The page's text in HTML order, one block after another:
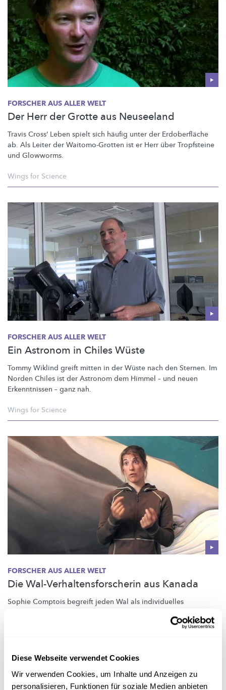
Diese Webseite verwendet Cookies
Wir verwenden Cookies, um Inhalte und Anzeigen zu
personalisieren, Funktionen für soziale Medien anbieten
FORSCHER AUS ALLER WELT
Der Herr der Grotte aus Neuseeland
Travis Cross’ Leben spielt sich häufig unter der Erdoberfläche
ab. Als Leiter der Waitomo-Grotten ist er Herr über Tropfsteine
und Glowworms.
Wings for Science
FORSCHER AUS ALLER WELT
Ein Astronom in Chiles Wüste
Tommy Wiklind greift mitten in der Wüste nach den Sternen. Im
Norden Chiles ist der Astronom dem Himmel – und neuen
Erkenntnissen – ganz nah.
Wings for Science
FORSCHER AUS ALLER WELT
Die Wal-Verhaltensforscherin aus Kanada
Sophie Comptois begreift jeden Wal als individuelles